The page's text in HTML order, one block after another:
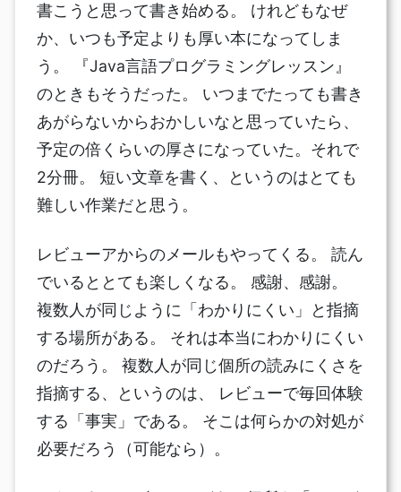
書こうと思って書き始める。 けれどもなぜ
か、いつも予定よりも厚い本になってしま
う。 『Java言語プログラミングレッスン』
のときもそうだった。 いつまでたっても書き
あがらないからおかしいなと思っていたら、
予定の倍くらいの厚さになっていた。それで
2分冊。 短い文章を書く、というのはとても
難しい作業だと思う。
レビューアからのメールもやってくる。 読ん
でいるととても楽しくなる。 感謝、感謝。
複数人が同じように「わかりにくい」と指摘
する場所がある。 それは本当にわかりにくい
のだろう。 複数人が同じ個所の読みにくさを
指摘する、というのは、 レビューで毎回体験
する「事実」である。 そこは何らかの対処が
必要だろう（可能なら）。